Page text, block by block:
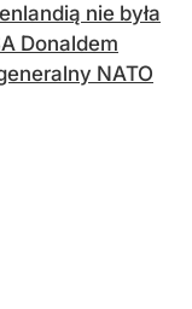
nie była
Donaldem
NATO